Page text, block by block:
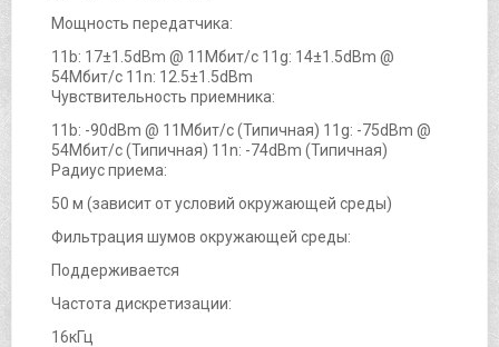
Мощность передатчика:
11b: 17±1.5dBm @ 11Мбит/с 11g: 14±1.5dBm @
54Мбит/с 11n: 12.5±1.5dBm
Чувствительность приемника:
11b: -90dBm @ 11Мбит/с (Типичная) 11g: -75dBm @
54Мбит/с (Типичная) 11n: -74dBm (Типичная)
Радиус приема:
50 м (зависит от условий окружающей среды)
Фильтрация шумов окружающей среды:
Поддерживается
Частота дискретизации:
16кГц